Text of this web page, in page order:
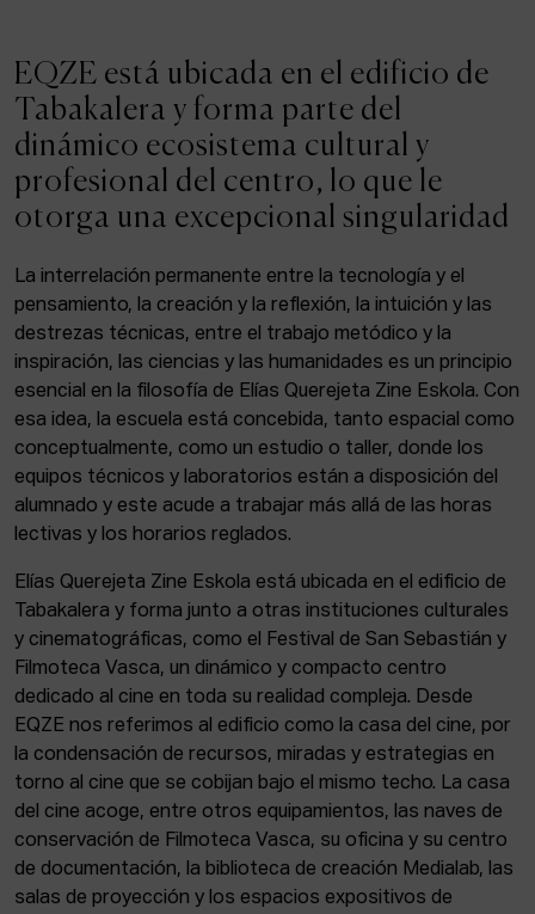
LA CASA DEL CINE
ACTUALIDAD
Admisión
Intranet
Facebook Equis Instagram
© Elías Querejeta Zine Eskola 2026
Tabakalera · Andre zigarrogileak plaza, 1
20012 Donostia / San Sebastián
T. 0034 943 545 005
E. info@zine-eskola.eus
EQZE está ubicada en el edificio de
Tabakalera y forma parte del
dinámico ecosistema cultural y
profesional del centro, lo que le
otorga una excepcional singularidad
La interrelación permanente entre la tecnología y el
pensamiento, la creación y la reflexión, la intuición y las
destrezas técnicas, entre el trabajo metódico y la
inspiración, las ciencias y las humanidades es un principio
esencial en la filosofía de Elías Querejeta Zine Eskola. Con
esa idea, la escuela está concebida, tanto espacial como
conceptualmente, como un estudio o taller, donde los
equipos técnicos y laboratorios están a disposición del
alumnado y este acude a trabajar más allá de las horas
lectivas y los horarios reglados.
Elías Querejeta Zine Eskola está ubicada en el edificio de
Tabakalera y forma junto a otras instituciones culturales
y cinematográficas, como el Festival de San Sebastián y
Filmoteca Vasca, un dinámico y compacto centro
dedicado al cine en toda su realidad compleja. Desde
EQZE nos referimos al edificio como la casa del cine, por
la condensación de recursos, miradas y estrategias en
torno al cine que se cobijan bajo el mismo techo. La casa
del cine acoge, entre otros equipamientos, las naves de
conservación de Filmoteca Vasca, su oficina y su centro
de documentación, la biblioteca de creación Medialab, las
salas de proyección y los espacios expositivos de